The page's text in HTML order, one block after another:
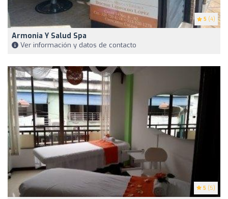
5 (4)
Armonia Y Salud Spa
Ver información y datos de contacto
5 (5)